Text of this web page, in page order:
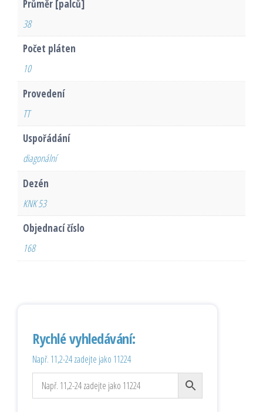
Průměr [palců]
38
Počet pláten
10
Provedení
TT
Uspořádání
diagonální
Dezén
KNK 53
Objednací číslo
168
Rychlé vyhledávání:
Např. 11,2-24 zadejte jako 11224